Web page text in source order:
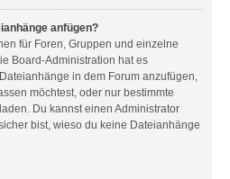
anfügen?
für Foren, Gruppen und einzelne
Board-Administration hat es
in dem Forum anzufügen,
möchtest, oder nur bestimmte
Du kannst einen Administrator
bist, wieso du keine Dateianhänge